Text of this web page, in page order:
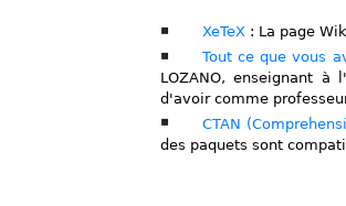
XeTeX: La page
Tout ce que vous
LOZANO, enseignant à
d'avoir comme
CTAN
des paquets sont